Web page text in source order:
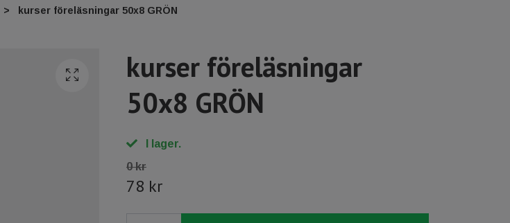
kurser föreläsningar 50x8 GRÖN
kurser föreläsningar
50x8 GRÖN
I lager.
0 kr
78 kr